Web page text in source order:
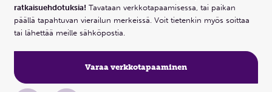
ratkaisuehdotuksia! Tavataan verkkotapaamisessa, tai paikan
päällä tapahtuvan vierailun merkeissä. Voit tietenkin myös soittaa
tai lähettää meille sähköpostia.
Varaa verkkotapaaminen